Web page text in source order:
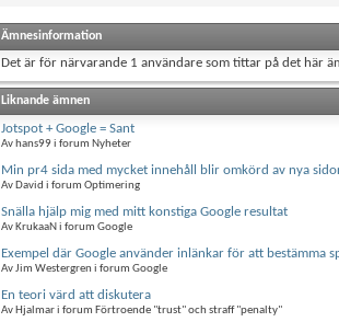
Ämnesinformation
Det är för närvarande 1 användare som tittar på det här
Liknande ämnen
Jotspot + Google = Sant
Av hans99 i forum Nyheter
Min pr4 sida med mycket innehåll blir omkörd av nya
Av David i forum Optimering
Snälla hjälp mig med mitt konstiga Google resultat
Av KrukaaN i forum Google
Exempel där Google använder inlänkar för att bestämma
Av Jim Westergren i forum Google
En teori värd att diskutera
Av Hjalmar i forum Förtroende "trust" och straff "penalty"